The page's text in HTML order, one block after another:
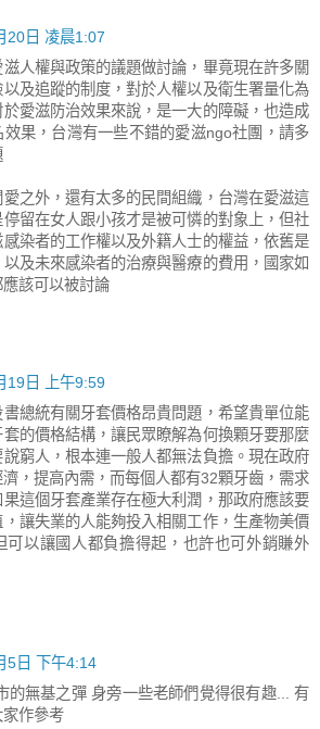
20日 凌晨1:07
人權與政策的議題做討論，畢竟現在許多關
及追蹤的制度，對於人權以及衛生署量化為
愛滋防治效果來說，是一大的障礙，也造成
效果，台灣有一些不錯的愛滋ngo社團，請多
之外，還有太多的民間組織，台灣在愛滋這
留在女人跟小孩才是被可憐的對象上，但社
染者的工作權以及外籍人士的權益，依舊是
及未來感染者的治療與醫療的費用，國家如
該可以被討論
19日 上午9:59
總統有關牙套價格昂貴問題，希望貴單位能
的價格結構，讓民眾瞭解為何換顆牙要那麼
窮人，根本連一般人都無法負擔。現在政府
，提高內需，而每個人都有32顆牙齒，需求
這個牙套產業存在極大利潤，那政府應該要
讓失業的人能夠投入相關工作，生產物美價
可以讓國人都負擔得起，也許也可外銷賺外
5日 下午4:14
的無基之彈 身旁一些老師們覺得很有趣... 有
作參考